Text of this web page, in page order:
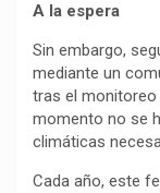
A la espera
Sin embargo,
mediante un
tras el
momento no se
climáticas
Cada año, este